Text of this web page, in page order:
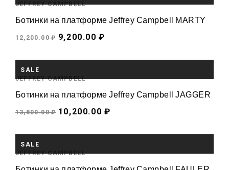
JEFFREY CAMPBELL
Ботинки на платформе Jeffrey Campbell MARTY
12,200.00 ₽ 9,200.00 ₽
SALE
JEFFREY CAMPBELL
Ботинки на платформе Jeffrey Campbell JAGGER
13,800.00 ₽ 10,200.00 ₽
SALE
НЕТ В ПРОДАЖЕ
JEFFREY CAMPBELL